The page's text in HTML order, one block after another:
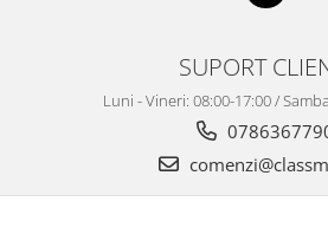
SUPORT
Luni - Vineri: 08:00-17:00 /